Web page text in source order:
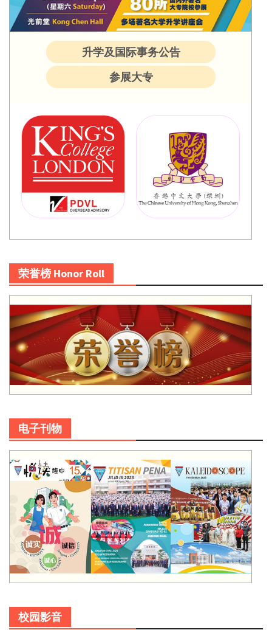
升学及国际事务公告
参展大专
荣誉榜 Honor Roll
电子刊物
校园影音